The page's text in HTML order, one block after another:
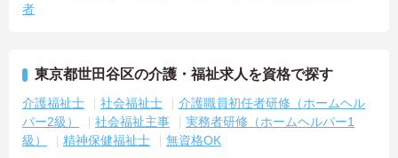
者
東京都世田谷区の介護・福祉求人を資格で探す
介護福祉士 社会福祉士
介護職員初任者研修（ホームヘル
パー2級）
社会福祉主事
実務者研修（ホームヘルパー1
級）
精神保健福祉士 無資格OK